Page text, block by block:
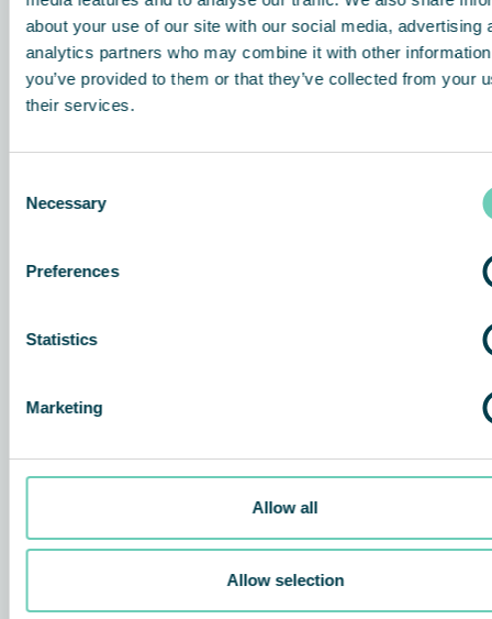
about your use of our site with our social media, advertising
analytics partners who may combine it with other
you’ve provided to them or that they’ve collected from your
their services.
Selection
Necessary
Preferences
Statistics
Marketing
Allow all
Allow selection
1.Luftinntak
FS 70 FG II HEPA har et stort luftinntak foran på enheten for
tilstopping av filteret. Av sikkerhetsmessige årsaker er
inntaket beskyttet av et gitter. Luftstrømmen er regulert til